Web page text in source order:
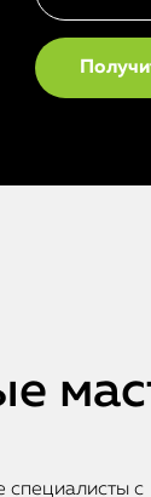
специалисты с